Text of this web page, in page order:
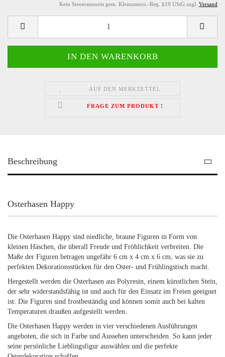
Kein Steuerausweis gem. Kleinuntern.-Reg. §19 UStG zzgl. Versand
AUF DEN MERKZETTEL
FRAGE ZUM PRODUKT !
Beschreibung
Osterhasen Happy
Die Osterhasen Happy sind niedliche, braune Figuren in Form von
kleinen Häschen, die überall Freude und Fröhlichkeit verbreiten. Die
Maße der Figuren betragen ungefähr 6 cm x 4 cm x 6 cm, was sie zu
perfekten Dekorationsstücken für den Oster- und Frühlingstisch macht.
Hergestellt werden die Osterhasen aus Polyresin, einem künstlichen Stein,
der sehr widerstandsfähig ist und auch für den Einsatz im Freien geeignet
ist. Die Figuren sind frostbeständig und können somit auch bei kalten
Temperaturen draußen aufgestellt werden.
Die Osterhasen Happy werden in vier verschiedenen Ausführungen
angeboten, die sich in Farbe und Aussehen unterscheiden. So kann jeder
seine persönliche Lieblingsfigur auswählen und die perfekte